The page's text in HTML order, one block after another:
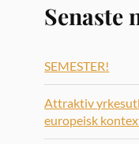
Senaste
SEMESTER!
Attraktiv
europeisk